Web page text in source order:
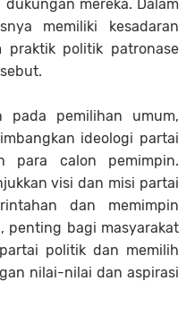
mereka. Dalam
memiliki kesadaran
praktik politik patronase
pada pemilihan umum,
ideologi partai
para calon pemimpin.
visi dan misi partai
dan memimpin
penting bagi masyarakat
politik dan memilih
nilai-nilai dan aspirasi